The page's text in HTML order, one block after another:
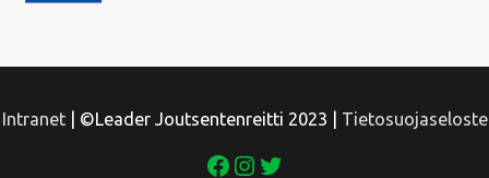
Intranet| ©Leader Joutsentenreitti 2023 | Tietosuojaseloste
Facebook
Instagram
Twitter